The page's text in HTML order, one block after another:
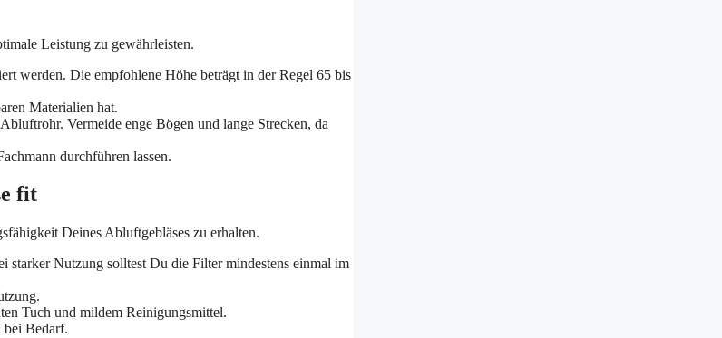
Leistung zu gewährleisten.
werden. Die empfohlene Höhe beträgt in der Regel 65 bis
Materialien hat.
Vermeide enge Bögen und lange Strecken, da
durchführen lassen.
fit
Deines Abluftgebläses zu erhalten.
starker Nutzung solltest Du die Filter mindestens einmal im
Tuch und mildem Reinigungsmittel.
bei Bedarf.